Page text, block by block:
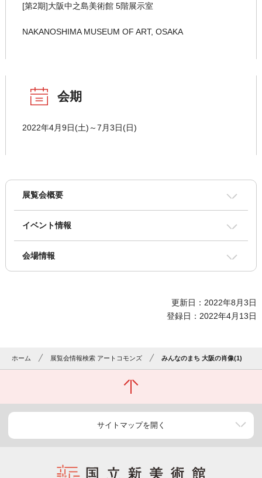
[第2期]大阪中之島美術館 5階展示室
NAKANOSHIMA MUSEUM OF ART, OSAKA
会期
2022年4月9日(土)～7月3日(日)
展覧会概要
イベント情報
会場情報
更新日：2022年8月3日
登録日：2022年4月13日
ホーム 展覧会情報検索 アートコモンズ みんなのまち 大阪の肖像(1)
サイトマップを開く